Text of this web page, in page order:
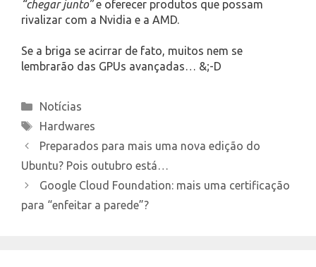
“chegar junto”e oferecer produtos que possam
rivalizar com a Nvidia e a AMD.
Se a briga se acirrar de fato, muitos nem se
lembrarão das GPUs avançadas… &;-D
Categories
Notícias
Tags
Hardwares
Preparados para mais uma nova edição do
Ubuntu? Pois outubro está…
Google Cloud Foundation: mais uma certificação
para “enfeitar a parede”?